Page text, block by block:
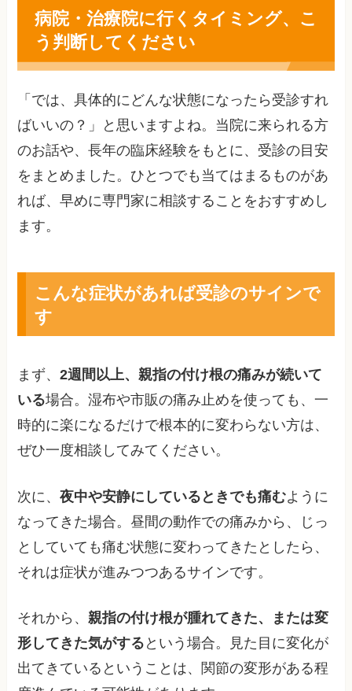
病院・治療院に行くタイミング、こ
う判断してください
「では、具体的にどんな状態になったら受診すれ
ばいいの？」と思いますよね。当院に来られる方
のお話や、長年の臨床経験をもとに、受診の目安
をまとめました。ひとつでも当てはまるものがあ
れば、早めに専門家に相談することをおすすめし
ます。
こんな症状があれば受診のサインで
す
まず、2週間以上、親指の付け根の痛みが続いて
いる場合。湿布や市販の痛み止めを使っても、一
時的に楽になるだけで根本的に変わらない方は、
ぜひ一度相談してみてください。
次に、夜中や安静にしているときでも痛むように
なってきた場合。昼間の動作での痛みから、じっ
としていても痛む状態に変わってきたとしたら、
それは症状が進みつつあるサインです。
それから、親指の付け根が腫れてきた、または変
形してきた気がする という場合。見た目に変化が
出てきているということは、関節の変形がある程